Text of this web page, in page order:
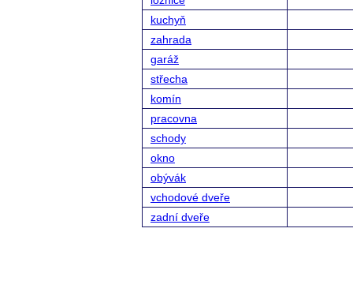
kuchyň
zahrada
garáž
střecha
komín
pracovna
schody
okno
obývák
vchodové dveře
zadní dveře